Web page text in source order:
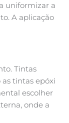
uniformizar a
A aplicação
Tintas
tintas epóxi
escolher
onde a